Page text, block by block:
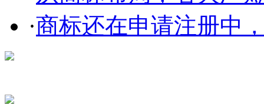
·商标还在申请注册中